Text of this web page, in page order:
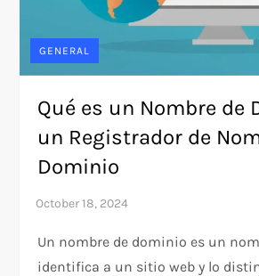
GENERAL
Qué es un Nombre de
un Registrador de
Dominio
Un nombre de dominio es un
identifica a un sitio web y lo